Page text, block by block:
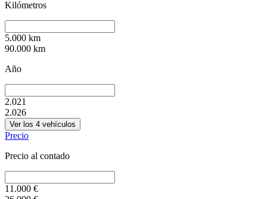
Kilómetros
5.000 km
90.000 km
Año
2.021
2.026
Ver los 4 vehículos
Precio
Precio al contado
11.000 €